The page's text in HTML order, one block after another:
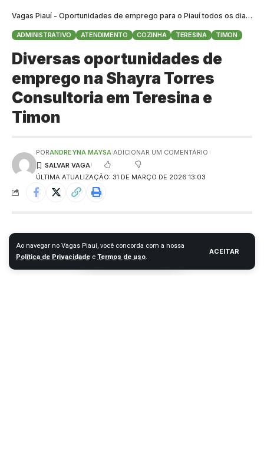
Ao navegar no Vagas Piauí, você concorda com a nossa
Política de Privacidade e Termos de uso.
ACEITAR
Vagas Piauí - Oportunidades de emprego para o Piauí todos os dias>
ADMINISTRATIVO ATENDIMENTO COZINHA TERESINA TIMON
Diversas oportunidades de
emprego na Shayra Torres
Consultoria em Teresina e
Timon
ÚLTIMA ATUALIZAÇÃO: 31 DE MARÇO DE 2026 13:03
PORANDREYNA MAYSA ADICIONAR UM COMENTÁRIO